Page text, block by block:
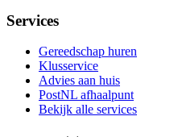
Services
Gereedschap huren
Klusservice
Advies aan huis
PostNL afhaalpunt
Bekijk alle services